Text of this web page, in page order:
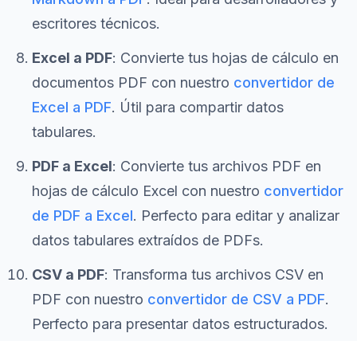
escritores técnicos.
Excel a PDF: Convierte tus hojas de cálculo en
documentos PDF con nuestro convertidor de
Excel a PDF. Útil para compartir datos
tabulares.
PDF a Excel: Convierte tus archivos PDF en
hojas de cálculo Excel con nuestro convertidor
de PDF a Excel. Perfecto para editar y analizar
datos tabulares extraídos de PDFs.
CSV a PDF: Transforma tus archivos CSV en
PDF con nuestro convertidor de CSV a PDF.
Perfecto para presentar datos estructurados.